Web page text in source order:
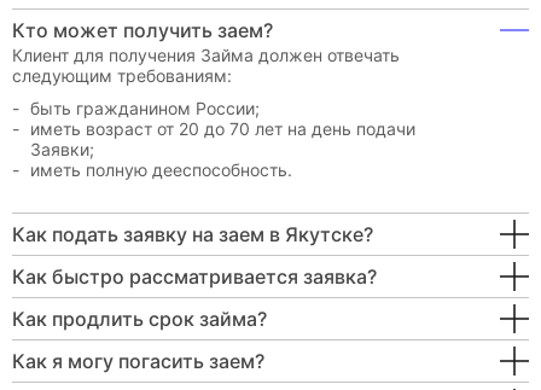
Кто может получить заем?
Клиент для получения Займа должен отвечать
следующим требованиям:
быть гражданином России;
иметь возраст от 20 до 70 лет на день подачи
Заявки;
иметь полную дееспособность.
Как подать заявку на заем в Якутске?
Как быстро рассматривается заявка?
Как продлить срок займа?
Как я могу погасить заем?